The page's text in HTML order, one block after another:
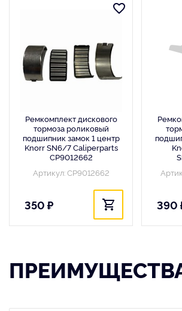
Ремкомплект дискового
тормоза роликовый
подшипник замок 1 центр
Knorr SN6/7 Caliperparts
CP9012662
Артикул: CP9012662
350 ₽ 390